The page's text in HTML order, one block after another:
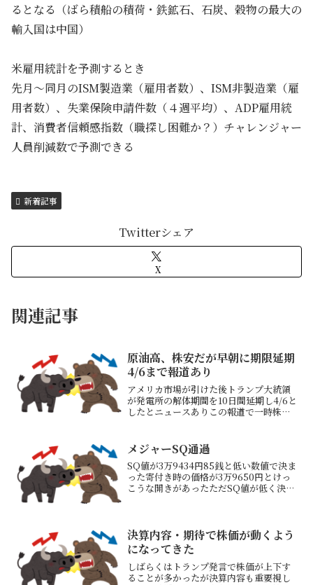
るとなる（ばら積船の積荷・鉄鉱石、石炭、穀物の最大の
輸入国は中国）
米雇用統計を予測するとき
先月～同月のISM製造業（雇用者数）、ISM非製造業（雇
用者数）、失業保険申請件数（４週平均）、ADP雇用統
計、消費者信頼感指数（職探し困難か？）チャレンジャー
人員削減数で予測できる
新着記事
Twitterシェア
X
関連記事
原油高、株安だが早朝に期限延期
4/6まで報道あり
アメリカ市場が引けた後トランプ大統領
が発電所の解体期間を10日間延期し4/6と
したとニュースありこの報道で一時株価
メリカは早期停戦したいのにイランは一
方的な条件での停戦...
メジャーSQ通過
SQ値が3万9434円85銭と低い数値で決ま
った寄付き時の価格が3万9650円とけっ
こうな開きがあったただSQ値が低く決ま
レードアイ...
決算内容・期待で株価が動くよう
になってきた
しばらくはトランプ発言で株価が上下す
ることが多かったが決算内容も重要視し